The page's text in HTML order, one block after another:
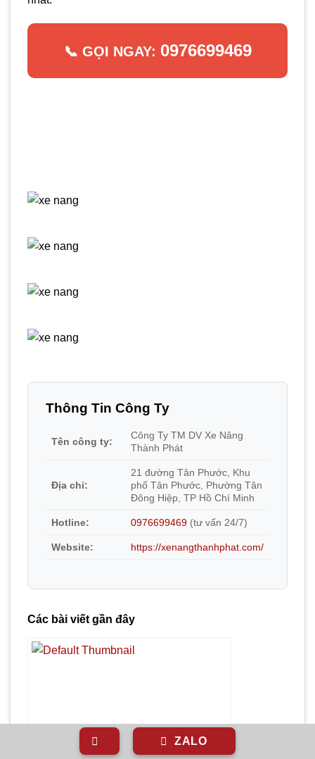
📞 GỌI NGAY: 0976699469
Thông Tin Công Ty
Tên công ty:
Công Ty TM DV Xe Nâng
Thành Phát
Địa chỉ:
21 đường Tân Phước, Khu
phố Tân Phước, Phường Tân
Đông Hiệp, TP Hồ Chí Minh
Hotline: 0976699469 (tư vấn 24/7)
Website: https://xenangthanhphat.com/
Các bài viết gần đây
ZALO